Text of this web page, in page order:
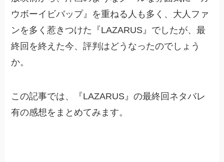
ウボーイビバップ』を重ねる人も多く、大人ファ
ンを多く惹きつけた『LAZARUS』でしたが、最
終回を終えた今、評判はどうなったのでしょう
か。
この記事では、『LAZARUS』の最終回ネタバレ
有の感想をまとめてみます。